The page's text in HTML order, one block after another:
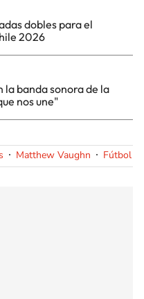
dobles para el
2026
la banda sonora de la
nos une"
Matthew Vaughn Fútbol